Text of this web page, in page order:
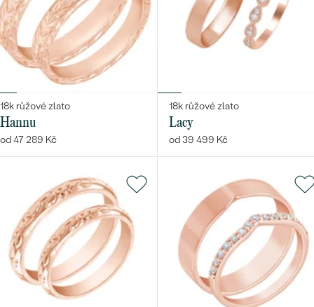
18k růžové zlato
Hannu
od 47 289 Kč
18k růžové zlato
Lacy
od 39 499 Kč